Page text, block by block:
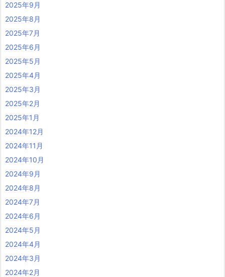
2025年9月
2025年8月
2025年7月
2025年6月
2025年5月
2025年4月
2025年3月
2025年2月
2025年1月
2024年12月
2024年11月
2024年10月
2024年9月
2024年8月
2024年7月
2024年6月
2024年5月
2024年4月
2024年3月
2024年2月